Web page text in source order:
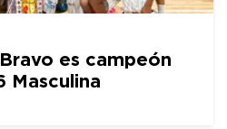
es campeón
Masculina